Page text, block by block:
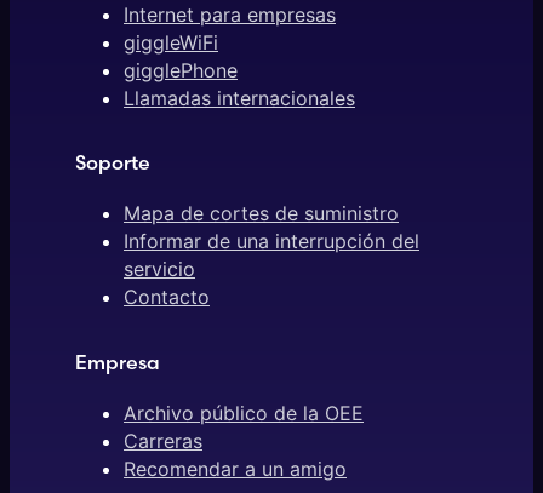
Internet para empresas
giggleWiFi
gigglePhone
Llamadas internacionales
Soporte
Mapa de cortes de suministro
Informar de una interrupción del
servicio
Contacto
Empresa
Archivo público de la OEE
Carreras
Recomendar a un amigo